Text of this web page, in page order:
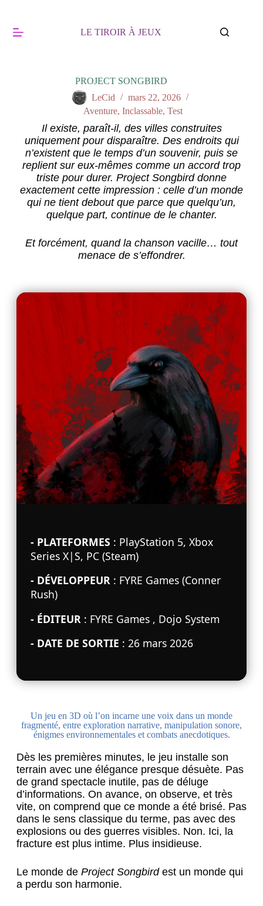
LE TIROIR À JEUX
PROJECT SONGBIRD
LeCid
mars 22, 2026
Aventure, Inclassable, Test
Il existe, paraît-il, des villes construites
uniquement pour disparaître. Des endroits qui
n’existent que le temps d’un souvenir, puis se
replient sur eux-mêmes comme un accord trop
triste pour durer. Project Songbird donne
exactement cette impression : celle d’un monde
qui ne tient debout que parce que quelqu’un,
quelque part, continue de le chanter.
Et forcément, quand la chanson vacille… tout
menace de s’effondrer.
- PLATEFORMES : PlayStation 5, Xbox
Series X|S, PC (Steam)
- DÉVELOPPEUR: FYRE Games (Conner
Rush)
- ÉDITEUR : FYRE Games , Dojo System
- DATE DE SORTIE : 26 mars 2026
Un jeu en 3D où l’on incarne une voix dans un monde
fragmenté, entre exploration narrative, manipulation sonore,
énigmes environnementales et combats anecdotiques.
Dès les premières minutes, le jeu installe son
terrain avec une élégance presque désuète. Pas
de grand spectacle inutile, pas de déluge
d’informations. On avance, on observe, et très
vite, on comprend que ce monde a été brisé. Pas
dans le sens classique du terme, pas avec des
explosions ou des guerres visibles. Non. Ici, la
fracture est plus intime. Plus insidieuse.
Le monde de Project Songbirdest un monde qui
a perdu son harmonie.